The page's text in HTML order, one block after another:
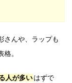
さんや、ラップも
。
人が多いはずで